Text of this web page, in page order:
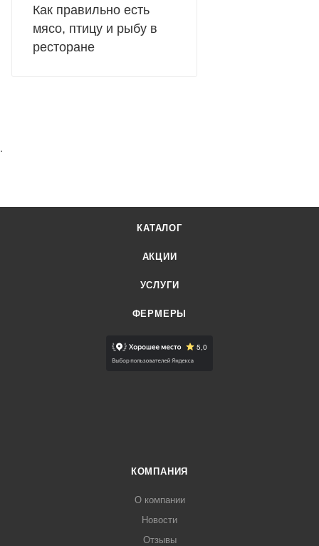
Как правильно есть
мясо, птицу и рыбу в
ресторане
.
КАТАЛОГ
АКЦИИ
УСЛУГИ
ФЕРМЕРЫ
КОМПАНИЯ
О компании
Новости
Отзывы